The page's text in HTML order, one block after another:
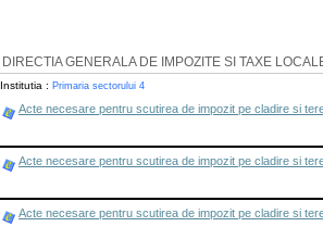
DIRECTIA GENERALA DE IMPOZITE SI TAXE
Institutia : Primaria sectorului 4
Acte necesare pentru scutirea de impozit pe cladire si
Acte necesare pentru scutirea de impozit pe cladire si
Acte necesare pentru scutirea de impozit pe cladire si